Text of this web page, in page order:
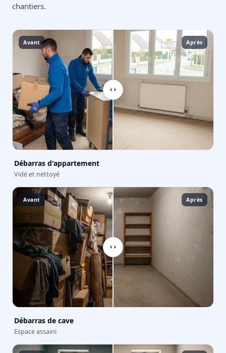
chantiers.
Avant Après
Débarras d'appartement
Vidé et nettoyé
Avant Après
Débarras de cave
Espace assaini